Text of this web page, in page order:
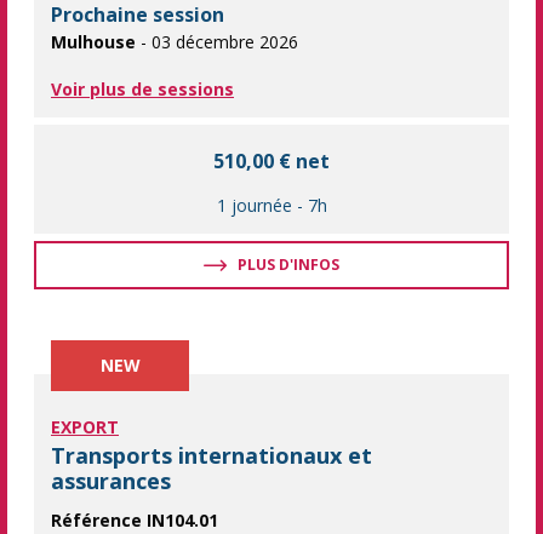
Prochaine session
Mulhouse - 03 décembre 2026
Voir plus de sessions
510,00 € net
1 journée - 7h
PLUS D'INFOS
NEW
EXPORT
Transports internationaux et
assurances
Référence IN104.01